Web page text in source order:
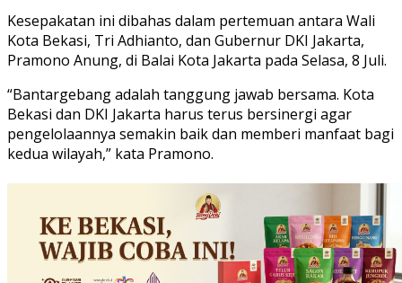
Kesepakatan ini dibahas dalam pertemuan antara Wali
Kota Bekasi, Tri Adhianto, dan Gubernur DKI Jakarta,
Pramono Anung, di Balai Kota Jakarta pada Selasa, 8 Juli.
“Bantargebang adalah tanggung jawab bersama. Kota
Bekasi dan DKI Jakarta harus terus bersinergi agar
pengelolaannya semakin baik dan memberi manfaat bagi
kedua wilayah,” kata Pramono.